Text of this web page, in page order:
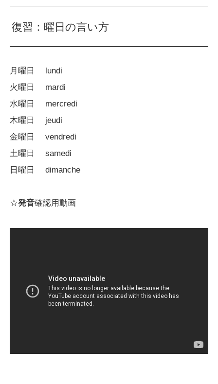
復習：曜日の言い方
月曜日 lundi
火曜日 mardi
水曜日 mercredi
木曜日 jeudi
金曜日 vendredi
土曜日 samedi
日曜日 dimanche
☆発音確認用動画